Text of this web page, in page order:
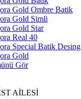
Gold Ombre Batik
Gold Simli
Gold Star
Real 40
Special Batik Desing
Gold
Gör
AİLESİ